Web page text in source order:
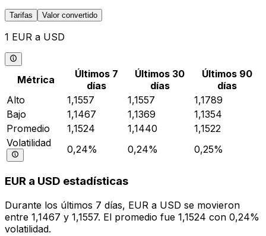
Tarifas Valor convertido
1 EUR a USD
Métrica
Últimos 7
días
Últimos 30
días
Últimos 90
días
Alto
1,1557 1,1557
1,1789
Bajo
1,1467 1,1369
1,1354
Promedio
1,1524 1,1440
1,1522
Volatilidad
0,24% 0,24% 0,25%
EUR a USD estadísticas
Durante los últimos 7 días, EUR a USD se movieron
entre 1,1467 y 1,1557. El promedio fue 1,1524 con 0,24%
volatilidad.